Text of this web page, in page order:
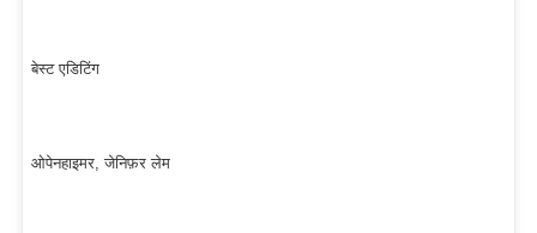
बेस्ट एडिटिंग
ओपेनहाइमर, जेनिफ़र लेम